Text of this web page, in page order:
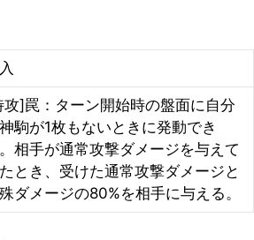
攻]罠：ターン開始時の盤面に自分
駒が1枚もないときに発動でき
相手が通常攻撃ダメージを与えて
とき、受けた通常攻撃ダメージと
ダメージの80%を相手に与える。